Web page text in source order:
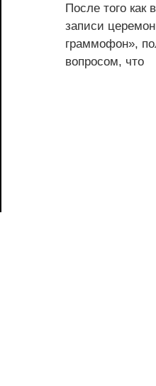
После того как
записи
граммофон»,
вопросом, что